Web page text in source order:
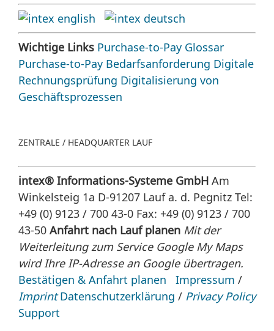
Wichtige Links Purchase-to-Pay Glossar
Purchase-to-Pay Bedarfsanforderung Digitale
Rechnungsprüfung Digitalisierung von
Geschäftsprozessen
ZENTRALE / HEADQUARTER LAUF
intex® Informations-Systeme GmbH Am
Winkelsteig 1a D-91207 Lauf a. d. Pegnitz Tel:
+49 (0) 9123 / 700 43-0 Fax: +49 (0) 9123 / 700
43-50 Anfahrt nach Lauf planen Mit der
Weiterleitung zum Service Google My Maps
wird Ihre IP-Adresse an Google übertragen.
Bestätigen & Anfahrt planen
Impressum /
Imprint Datenschutzerklärung / Privacy Policy
Support